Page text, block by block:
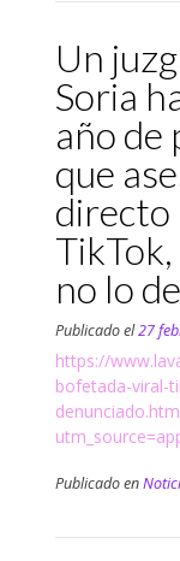
Un
Soria
año de
que
directo
no lo
Publicado el27
https://
bofetada-viral-
Publicado en